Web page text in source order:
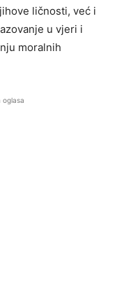
ličnosti, već i
u vjeri i
moralnih
oglasa